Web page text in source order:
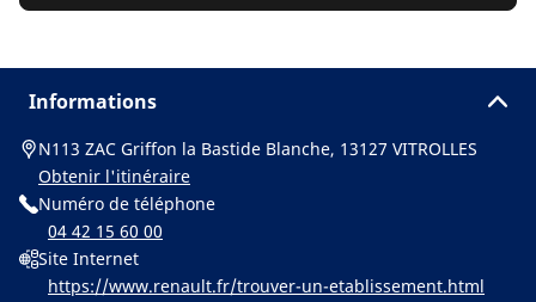
Informations
N113 ZAC Griffon la Bastide Blanche, 13127 VITROLLES
Obtenir l'itinéraire
Numéro de téléphone
04 42 15 60 00
Site Internet
https://www.renault.fr/trouver-un-etablissement.html